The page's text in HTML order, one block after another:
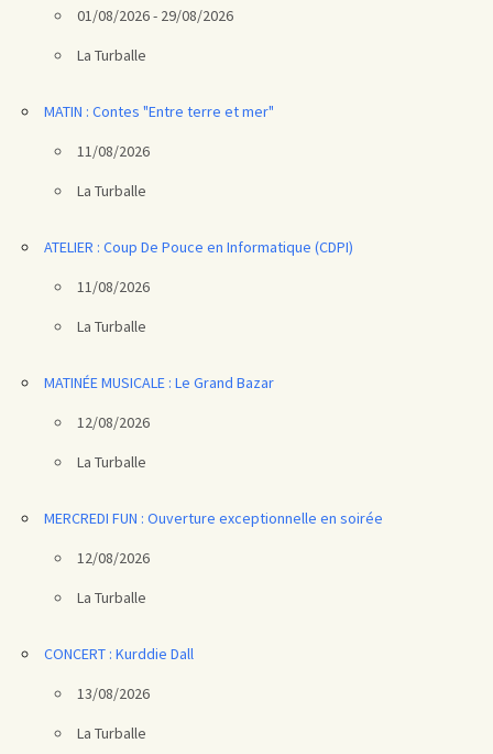
01/08/2026 - 29/08/2026
La Turballe
MATIN : Contes "Entre terre et mer"
11/08/2026
La Turballe
ATELIER : Coup De Pouce en Informatique (CDPI)
11/08/2026
La Turballe
MATINÉE MUSICALE : Le Grand Bazar
12/08/2026
La Turballe
MERCREDI FUN : Ouverture exceptionnelle en soirée
12/08/2026
La Turballe
CONCERT : Kurddie Dall
13/08/2026
La Turballe